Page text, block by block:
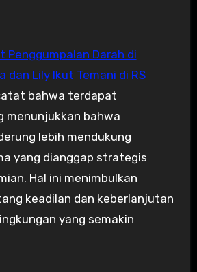
Penggumpalan Darah di
dan Lily Ikut Temani di RS
bahwa terdapat
menunjukkan bahwa
lebih mendukung
yang dianggap strategis
Hal ini menimbulkan
keadilan dan keberlanjutan
yang semakin